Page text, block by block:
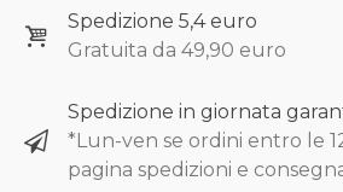
Spedizione 5,4 euro
Gratuita da 49,90 euro
Spedizione in giornata
*Lun-ven se ordini entro le
pagina spedizioni e